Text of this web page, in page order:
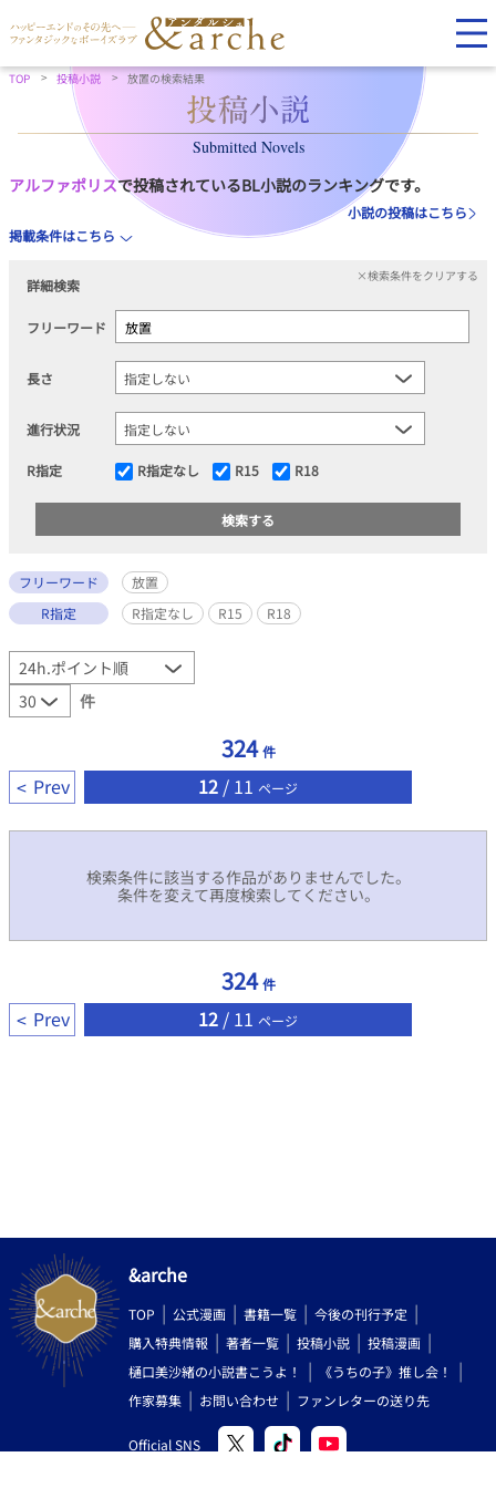
TOP 投稿小説 放置の検索結果
Submitted Novels
アルファポリスで投稿されているBL小説のランキングです。
小説の投稿はこちら
掲載条件はこちら
詳細検索
×検索条件をクリアする
フリーワード
長さ
進行状況
R指定 R指定なし R15 R18
フリーワード
放置
R指定
R指定なし R15 R18
件
324 件
Prev 12 / 11 ページ
検索条件に該当する作品がありませんでした。
条件を変えて再度検索してください。
324 件
Prev 12 / 11 ページ
&arche
TOP 公式漫画 書籍一覧
今後の刊行予定
購入特典情報
著者一覧 投稿小説
投稿漫画
樋口美沙緒の小説書こうよ！
《うちの子》推し会！
作家募集
お問い合わせ ファンレターの送り先
Official SNS